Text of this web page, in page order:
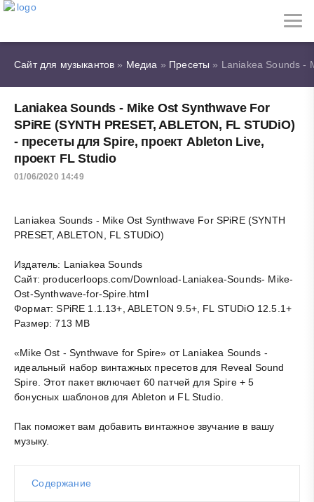
Сайт для музыкантов » Медиа » Пресеты » Laniakea Sounds -
Laniakea Sounds - Mike Ost Synthwave For
SPiRE (SYNTH PRESET, ABLETON, FL STUDiO)
- пресеты для Spire, проект Ableton Live,
проект FL Studio
01/06/2020 14:49
Laniakea Sounds - Mike Ost Synthwave For SPiRE (SYNTH
PRESET, ABLETON, FL STUDiO)
Издатель: Laniakea Sounds
Сайт: producerloops.com/Download-Laniakea-Sounds- Mike-
Ost-Synthwave-for-Spire.html
Формат: SPiRE 1.1.13+, ABLETON 9.5+, FL STUDiO 12.5.1+
Размер: 713 MB
«Mike Ost - Synthwave for Spire» от Laniakea Sounds -
идеальный набор винтажных пресетов для Reveal Sound
Spire. Этот пакет включает 60 патчей для Spire + 5
бонусных шаблонов для Ableton и FL Studio.
Пак поможет вам добавить винтажное звучание в вашу
музыку.
Содержание